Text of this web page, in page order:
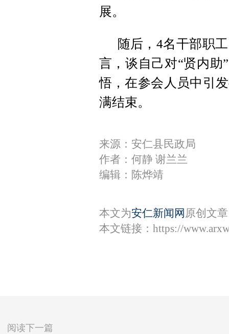
展。
随后，4名干部职
言，谈自己对“贤内助
悟，在参会人员中引
满结束。
来源：安仁县民政局
作者：何静 谢兰兰
编辑：陈烨靖
本文为安仁新闻网 原创文
本文链接： https://
阅读下一篇